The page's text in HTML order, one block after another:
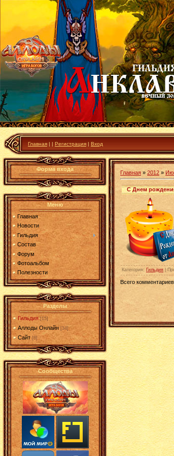
Главная | | Регистрация | Вход
Форма входа
Меню
Главная
Новости
Гильдия
Состав
Форум
Фотоальбом
Полезности
Разделы
Гильдия [15]
Аллоды Онлайн [34]
Сайт [8]
Сообщества
Главная » 2012 »
С Днем
Категория: Гильдия |
Всего комментариев